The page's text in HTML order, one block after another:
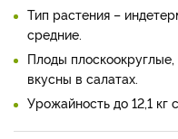
Тип растения –
средние.
Плоды
вкусны в салатах.
Урожайность до 12,1 кг